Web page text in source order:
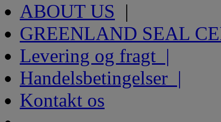
ABOUT US |
GREENLAND SEAL
Levering og fragt |
Handelsbetingelser |
Kontakt os